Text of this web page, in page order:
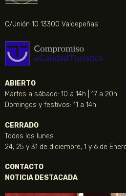
C/Unión 10 13300 Valdepeñas
ABIERTO
Martes a sábado: 10 a 14h | 17 a 20h
Domingos y festivos: 11 a 14h
CERRADO
Todos los lunes
24, 25 y 31 de diciembre, 1 y 6 de
CONTACTO
NOTICIA DESTACADA